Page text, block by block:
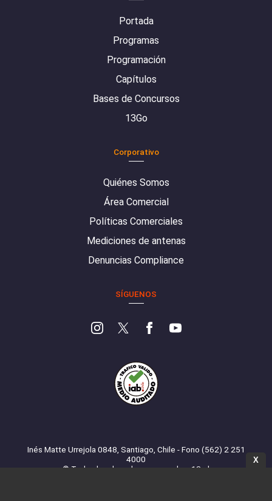
Portada
Programas
Programación
Capítulos
Bases de Concursos
13Go
Corporativo
Quiénes Somos
Área Comercial
Políticas Comerciales
Mediciones de antenas
Denuncias Compliance
SÍGUENOS
Inés Matte Urrejola 0848, Santiago, Chile - Fono (562) 2 251
4000
© Todos los derechos reservados. 13.cl
X